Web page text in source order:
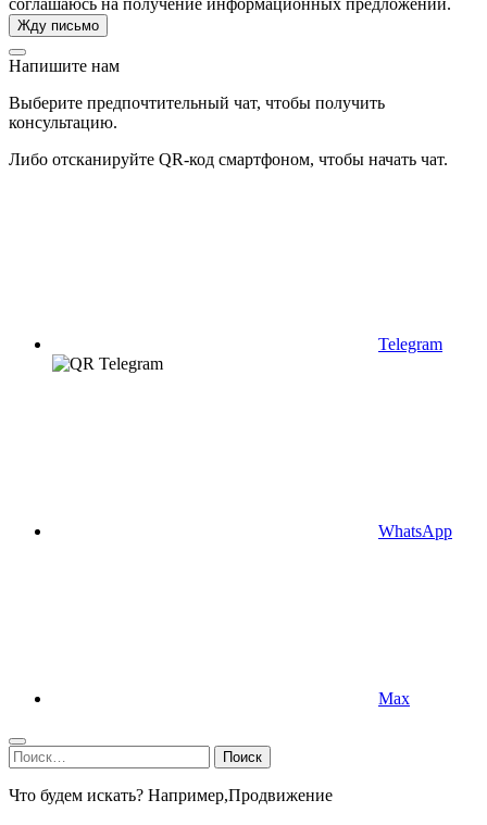
Напишите нам
Выберите предпочтительный чат, чтобы получить
консультацию.
Либо отсканируйте QR-код смартфоном, чтобы начать чат.
Telegram
WhatsApp
Max
Найти:
Что будем искать? Например,Продвижение